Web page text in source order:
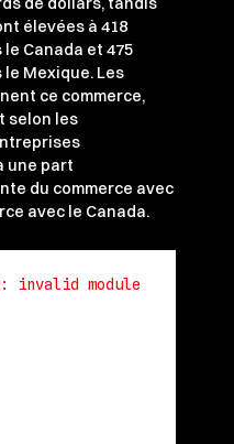
élevées à 418
Canada et 475
Mexique. Les
ce commerce,
selon les
une part
du commerce avec
avec le Canada.